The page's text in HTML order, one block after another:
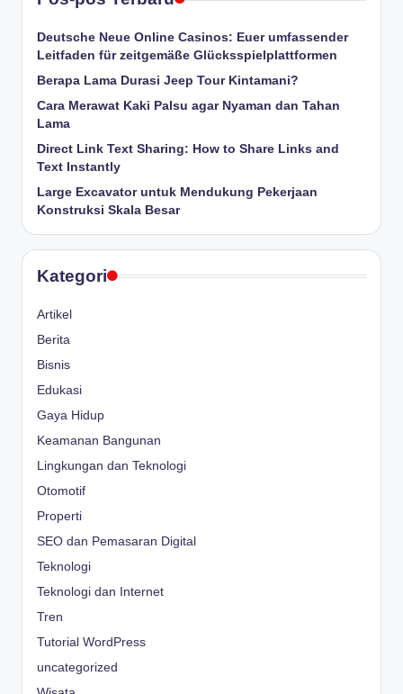
Deutsche Neue Online Casinos: Euer umfassender
Leitfaden für zeitgemäße Glücksspielplattformen
Berapa Lama Durasi Jeep Tour Kintamani?
Cara Merawat Kaki Palsu agar Nyaman dan Tahan
Lama
Direct Link Text Sharing: How to Share Links and
Text Instantly
Large Excavator untuk Mendukung Pekerjaan
Konstruksi Skala Besar
Kategori
Artikel
Berita
Bisnis
Edukasi
Gaya Hidup
Keamanan Bangunan
Lingkungan dan Teknologi
Otomotif
Properti
SEO dan Pemasaran Digital
Teknologi
Teknologi dan Internet
Tren
Tutorial WordPress
uncategorized